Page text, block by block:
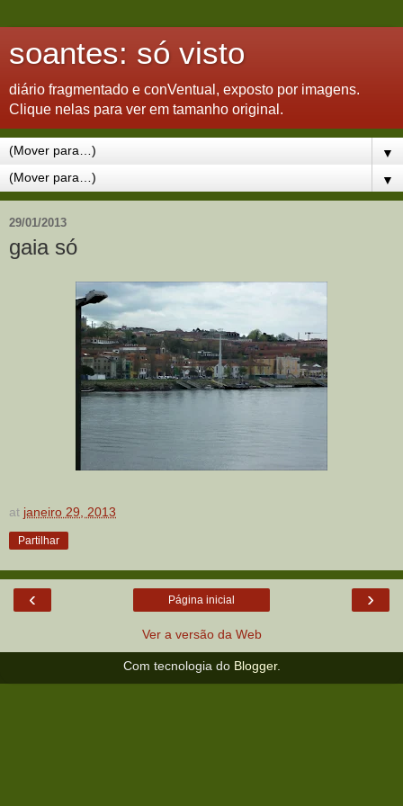
soantes: só visto
diário fragmentado e conVentual, exposto por imagens.
Clique nelas para ver em tamanho original.
▼
▼
29/01/2013
gaia só
at janeiro 29, 2013
Partilhar
‹ ›
Página inicial
Ver a versão da Web
Com tecnologia do Blogger.